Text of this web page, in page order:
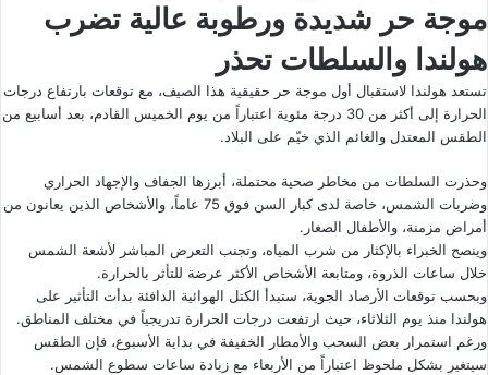
موجة حر شديدة ورطوبة عالية تضرب
هولندا والسلطات تحذر
تستعد هولندا لاستقبال أول موجة حر حقيقية هذا الصيف، مع توقعات بارتفاع درجات
الحرارة إلى أكثر من 30 درجة مئوية اعتباراً من يوم الخميس القادم، بعد أسابيع من
الطقس المعتدل والغائم الذي خيّم على البلاد.
وحذرت السلطات من مخاطر صحية محتملة، أبرزها الجفاف والإجهاد الحراري
وضربات الشمس، خاصة لدى كبار السن فوق 75 عاماً، والأشخاص الذين يعانون من
أمراض مزمنة، والأطفال الصغار.
وينصح الخبراء بالإكثار من شرب المياه، وتجنب التعرض المباشر لأشعة الشمس
خلال ساعات الذروة، ومتابعة الأشخاص الأكثر عرضة للتأثر بالحرارة.
وبحسب توقعات الأرصاد الجوية، ستبدأ الكتل الهوائية الدافئة بدأت التأثير على
هولندا منذ يوم الثلاثاء، حيث ارتفعت درجات الحرارة تدريجياً في مختلف المناطق.
ورغم استمرار بعض السحب والأمطار الخفيفة في بداية الأسبوع، فإن الطقس
سيتغير بشكل ملحوظ اعتباراً من الأربعاء مع زيادة ساعات سطوع الشمس.